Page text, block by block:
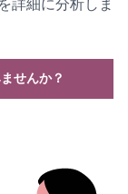
詳細に分析しま
せんか？